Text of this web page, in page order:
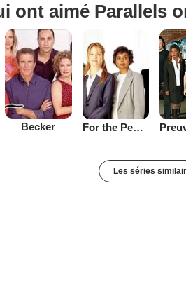
ont aimé Parallels
Becker For the People (2002)
Les séries